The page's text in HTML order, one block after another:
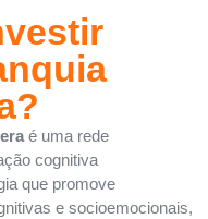
é uma rede
cognitiva
que promove
e socioemocionais,